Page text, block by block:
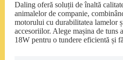
Daling oferă soluții de înaltă
animalelor de companie,
motorului cu durabilitatea lamelor
accesoriilor. Alege mașina de tuns
18W pentru o tundere eficientă și